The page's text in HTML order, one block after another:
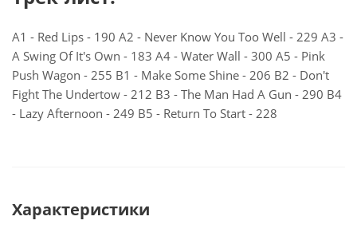
A1 - Red Lips - 190 A2 - Never Know You Too Well - 229 A3 -
A Swing Of It's Own - 183 A4 - Water Wall - 300 A5 - Pink
Push Wagon - 255 B1 - Make Some Shine - 206 B2 - Don't
Fight The Undertow - 212 B3 - The Man Had A Gun - 290 B4
- Lazy Afternoon - 249 B5 - Return To Start - 228
Характеристики